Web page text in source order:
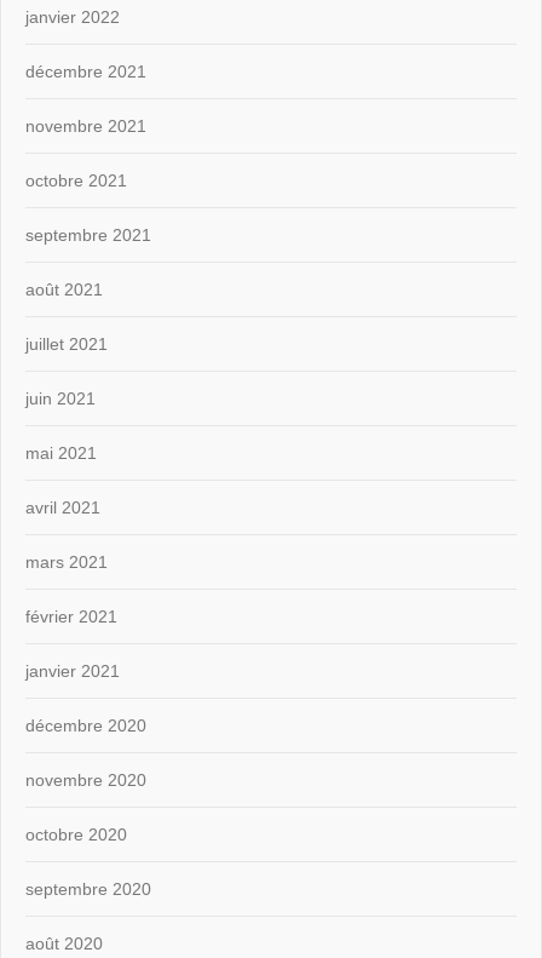
janvier 2022
décembre 2021
novembre 2021
octobre 2021
septembre 2021
août 2021
juillet 2021
juin 2021
mai 2021
avril 2021
mars 2021
février 2021
janvier 2021
décembre 2020
novembre 2020
octobre 2020
septembre 2020
août 2020